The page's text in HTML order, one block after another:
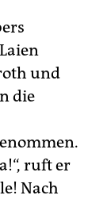
und
die
ruft er
Nach